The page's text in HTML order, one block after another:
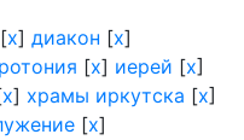
[x] диакон [x]
[x] иерей [x]
x] храмы иркутска [x]
[x]